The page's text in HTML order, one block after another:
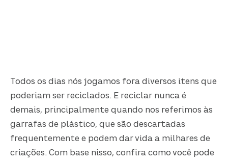
Todos os dias nós jogamos fora diversos itens que
poderiam ser reciclados. E reciclar nunca é
demais, principalmente quando nos referimos às
garrafas de plástico, que são descartadas
frequentemente e podem dar vida a milhares de
criações. Com base nisso, confira como você pode